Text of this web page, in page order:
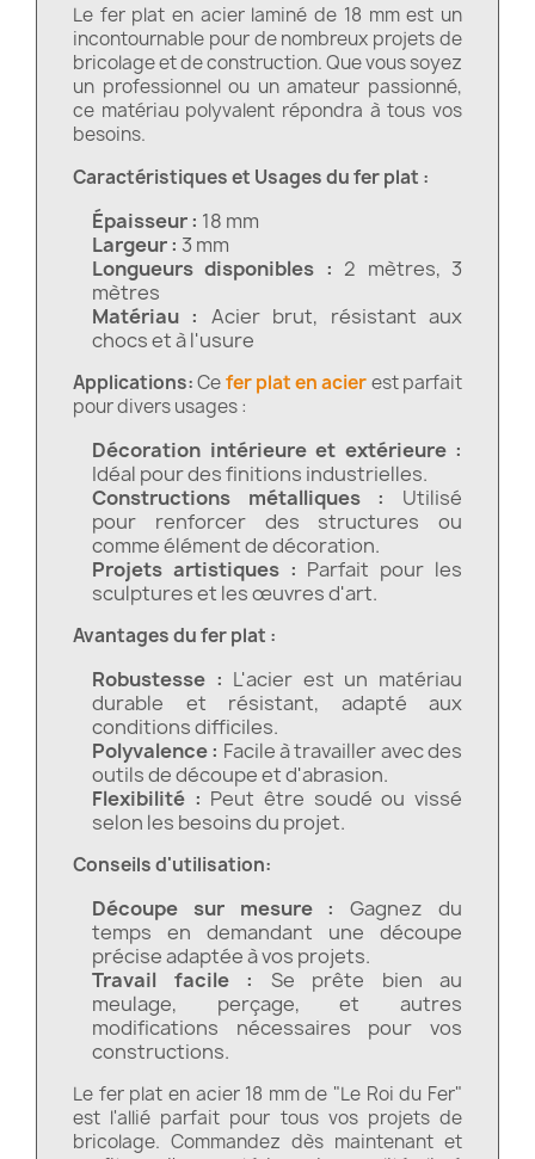
Le fer plat en acier laminé de 18 mm est un
incontournable pour de nombreux projets de
bricolage et de construction. Que vous soyez
un professionnel ou un amateur passionné,
ce matériau polyvalent répondra à tous vos
besoins.
Caractéristiques et Usages du fer plat :
Épaisseur : 18 mm
Largeur : 3 mm
Longueurs disponibles : 2 mètres, 3
mètres
Matériau : Acier brut, résistant aux
chocs et à l'usure
Applications:Cefer plat en acierest parfait
pour divers usages :
Décoration intérieure et extérieure :
Idéal pour des finitions industrielles.
Constructions métalliques :
Utilisé
pour renforcer des structures ou
comme élément de décoration.
Projets artistiques : Parfait pour les
sculptures et les œuvres d'art.
Avantages du fer plat :
Robustesse : L'acier est un matériau
durable et résistant, adapté aux
conditions difficiles.
Polyvalence : Facile à travailler avec des
outils de découpe et d'abrasion.
Flexibilité : Peut être soudé ou vissé
selon les besoins du projet.
Conseils d'utilisation:
Découpe sur mesure :
Gagnez du
temps en demandant une découpe
précise adaptée à vos projets.
Travail facile : Se prête bien au
meulage, perçage, et autres
modifications nécessaires pour vos
constructions.
Le fer plat en acier 18 mm de "Le Roi du Fer"
est l'allié parfait pour tous vos projets de
bricolage. Commandez dès maintenant et